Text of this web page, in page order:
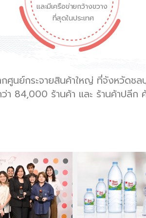
และมีเครือข่ายกว้างขวาง
ที่สุดในประเทศ
ศูนย์กระจายสินค้าใหญ่ ที่จังหวัดช
84,000 ร้านค้า และ ร้านค้าปลีก